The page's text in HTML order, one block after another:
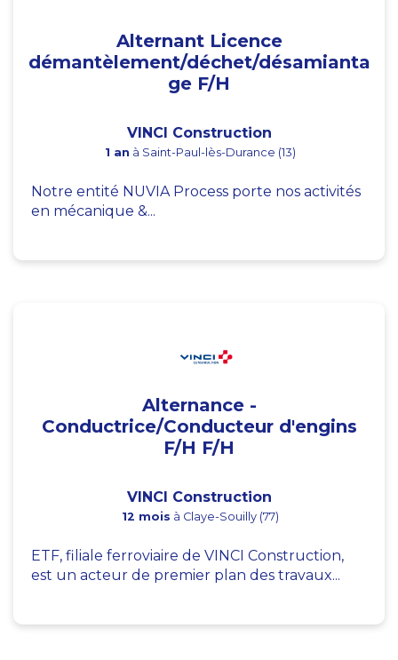
Alternant Licence
démantèlement/déchet/désamianta
ge F/H
VINCI Construction
1 an à Saint-Paul-lès-Durance (13)
Notre entité NUVIA Process porte nos activités
en mécanique &...
Alternance -
Conductrice/Conducteur d'engins
F/H F/H
VINCI Construction
12 mois à Claye-Souilly (77)
ETF, filiale ferroviaire de VINCI Construction,
est un acteur de premier plan des travaux...